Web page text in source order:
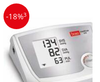
-18%3